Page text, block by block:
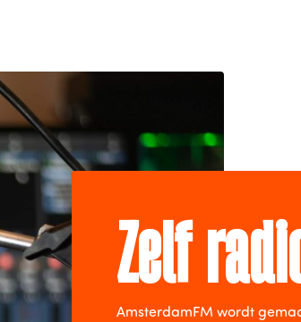
Zelf
AmsterdamFM wordt